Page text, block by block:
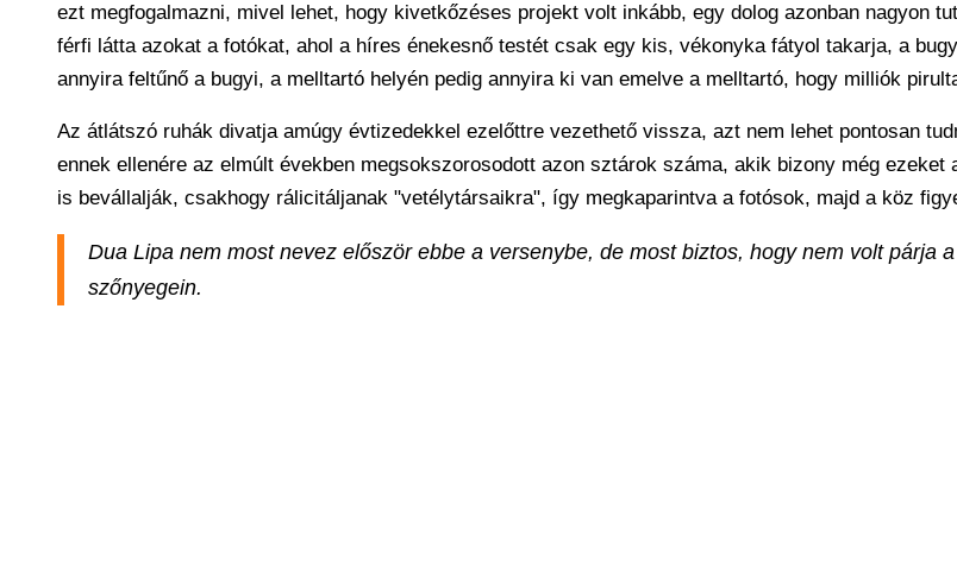
ezt megfogalmazni, mivel lehet, hogy kivetkőzéses projekt volt inkább, egy dolog azonban nagyon
férfi látta azokat a fotókat, ahol a híres énekesnő testét csak egy kis, vékonyka fátyol takarja, a
annyira feltűnő a bugyi, a melltartó helyén pedig annyira ki van emelve a melltartó, hogy milliók
Az átlátszó ruhák divatja amúgy évtizedekkel ezelőttre vezethető vissza, azt nem lehet pontosan
ennek ellenére az elmúlt években megsokszorosodott azon sztárok száma, akik bizony még ezeket
is bevállalják, csakhogy rálicitáljanak "vetélytársaikra", így megkaparintva a fotósok, majd a köz
Dua Lipa nem most nevez először ebbe a versenybe, de most biztos, hogy nem volt párja
szőnyegein.